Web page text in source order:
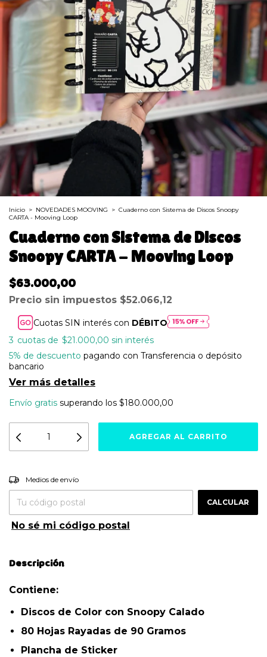
Inicio > NOVEDADES MOOVING > Cuaderno con Sistema de Discos Snoopy
CARTA - Mooving Loop
Cuaderno con Sistema de Discos
Snoopy CARTA - Mooving Loop
$63.000,00
Precio sin impuestos $52.066,12
Cuotas SIN interés con DÉBITO
3
$21.000,00 sin interés
5% de descuento pagando con Transferencia o depósito
bancario
Ver más detalles
Envío gratis superando los $180.000,00
Entregas para el CP:
Medios de envío
CALCULAR
No sé mi código postal
Descripción
Contiene:
Discos de Color con Snoopy Calado
80 Hojas Rayadas de 90 Gramos
Plancha de Sticker